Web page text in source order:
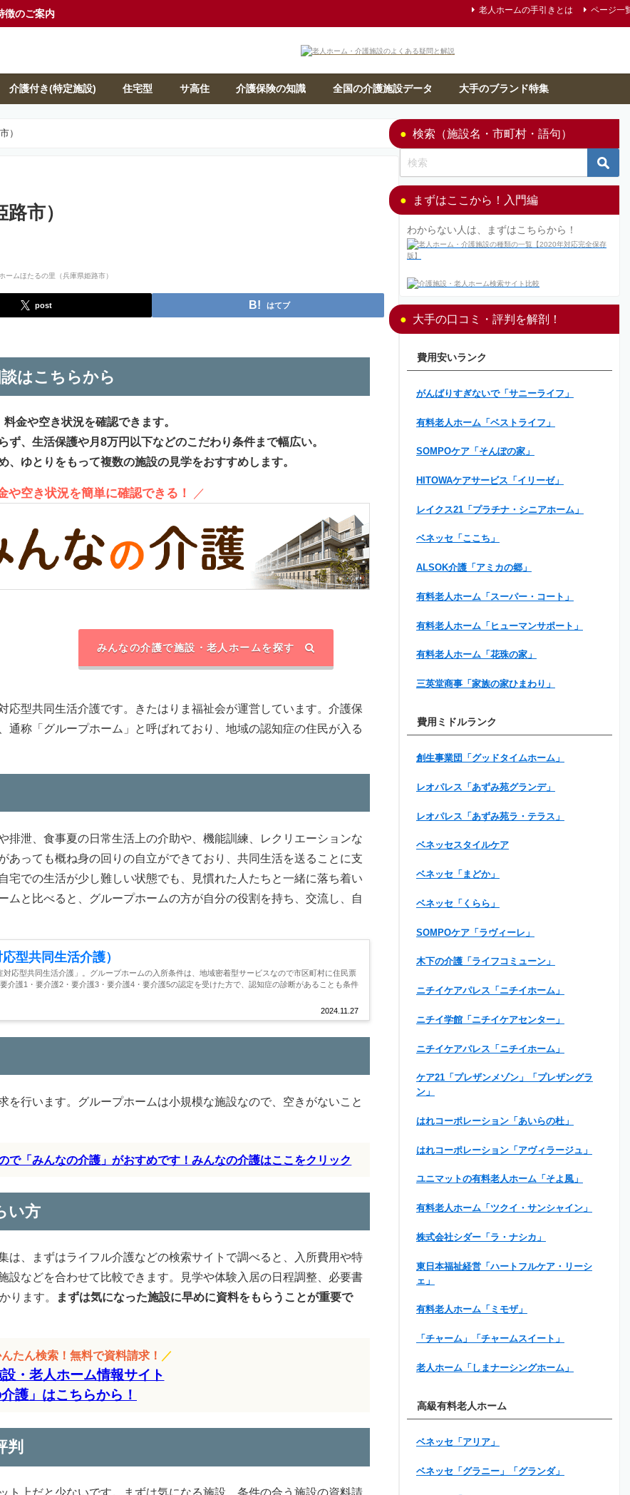
徴のご案内 老人ホームの手引きとは ページ一
介護付き(特定施設) 住宅型 サ高住 介護保険の知識 全国の介護施設データ 大手のブランド特集
）
市）
post はてブ
はこちらから
金や空き状況を確認できます。
、生活保護や月8万円以下などのこだわり条件まで幅広い。
ゆとりをもって複数の施設の見学をおすすめします。
や空き状況を簡単に確認できる！ ／
みんなの介護で施設・老人ホームを探す
応型共同生活介護です。きたはりま福祉会が運営しています。介護保
称「グループホーム」と呼ばれており、地域の認知症の住民が入る
排泄、食事夏の日常生活上の介助や、機能訓練、レクリエーションな
あっても概ね身の回りの自立ができており、共同生活を送ることに支
宅での生活が少し難しい状態でも、見慣れた人たちと一緒に落ち着い
と比べると、グループホームの方が自分の役割を持ち、交流し、自
型共同生活介護）
2024.11.27
応型共同生活介護」。グループホームの入所条件は、地域密着型サービスなので市区町村に住民票
介護1・要介護2・要介護3・要介護4・要介護5の認定を受けた方で、認知症の診断があることも条件
行います。グループホームは小規模な施設なので、空きがないこと
で「みんなの介護」がおすめです！みんなの介護はここをクリック
い方
は、まずはライフル介護などの検索サイトで調べると、入所費用や特
設などを合わせて比較できます。見学や体験入居の日程調整、必要書
ります。
まずは気になった施設に早めに資料をもらうことが重要で
たん検索！無料で資料請求！ ／
・老人ホーム情報サイト
介護」はこちらから！
判
ト上だと少ないです。まずは気になる施設、条件の合う施設の資料請
検索（施設名・市町村・語句）
まずはここから！入門編
わからない人は、まずはこちらから！
大手の口コミ・評判を解剖！
費用安いランク
がんばりすぎないで「サニーライフ」
有料老人ホーム「ベストライフ」
SOMPOケア「そんぽの家」
HITOWAケアサービス「イリーゼ」
レイクス21「プラチナ・シニアホーム」
ベネッセ「ここち」
ALSOK介護「アミカの郷」
有料老人ホーム「スーパー・コート」
有料老人ホーム「ヒューマンサポート」
有料老人ホーム「花珠の家」
三英堂商事「家族の家ひまわり」
費用ミドルランク
創生事業団「グッドタイムホーム」
レオパレス「あずみ苑グランデ」
レオパレス「あずみ苑ラ・テラス」
ベネッセスタイルケア
ベネッセ「まどか」
ベネッセ「くらら」
SOMPOケア「ラヴィーレ」
木下の介護「ライフコミューン」
ニチイケアパレス「ニチイホーム」
ニチイ学館「ニチイケアセンター」
ニチイケアパレス「ニチイホーム」
ケア21「プレザンメゾン」「プレザングラ
ン」
はれコーポレーション「あいらの杜」
はれコーポレーション「アヴィラージュ」
ユニマットの有料老人ホーム「そよ風」
有料老人ホーム「ツクイ・サンシャイン」
株式会社シダー「ラ・ナシカ」
東日本福祉経営「ハートフルケア・リーシ
ェ」
有料老人ホーム「ミモザ」
「チャーム」「チャームスイート」
老人ホーム「しまナーシングホーム」
高級有料老人ホーム
ベネッセ「アリア」
ベネッセ「グラニー」「グランダ」